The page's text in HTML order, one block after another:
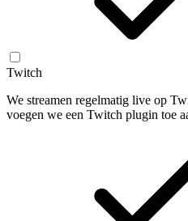
Twitch
We streamen regelmatig live op
voegen we een Twitch plugin toe